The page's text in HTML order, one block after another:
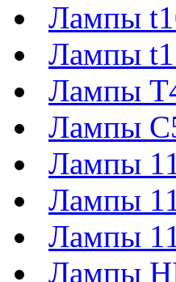
Лампы
Лампы
Лампы
Лампы
Лампы
Лампы
Лампы
Лампы